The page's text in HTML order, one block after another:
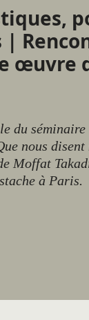
|
œuvre
du
nous
Moffat
à Paris.